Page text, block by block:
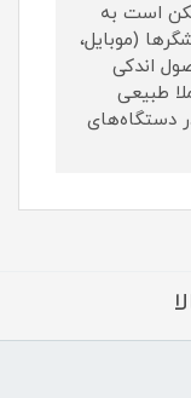
است به
(موبایل،
اندکی
طبیعی
دستگاه‌های